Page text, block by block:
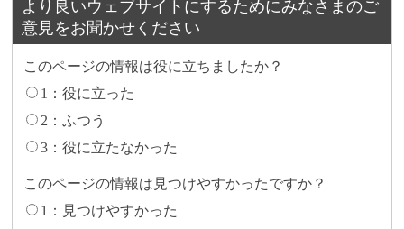
より良いウェブサイトにするためにみなさまのご
意見をお聞かせください
このページの情報は役に立ちましたか？
1：役に立った
2：ふつう
3：役に立たなかった
このページの情報は見つけやすかったですか？
1：見つけやすかった